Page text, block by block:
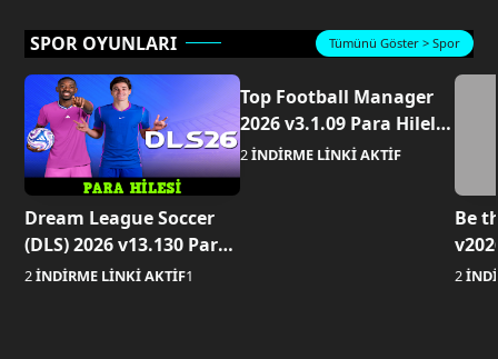
SPOR OYUNLARI
Dream League Soccer
(DLS) 2026 v13.130 Para
Hilesi Apk indir
2İNDİRME LİNKİ AKTİF1
Top Football Manager
2026 v3.1.09 Para Hileli
Apk indir
2İNDİRME LİNKİ AKTİF
Be
2
Tümünü Göster > Spor